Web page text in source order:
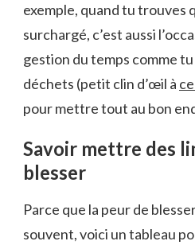
exemple, quand tu trouves
surchargé, c’est aussi
gestion du temps comme
déchets (petit clin d’œil à
pour mettre tout au bon
Savoir mettre des
blesser
Parce que la peur de
souvent, voici un tableau